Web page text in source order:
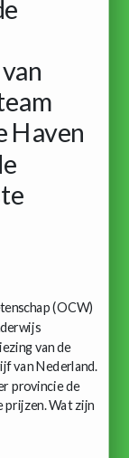
Haven
(OCW)
van de
van Nederland.
provincie de
prijzen. Wat zijn